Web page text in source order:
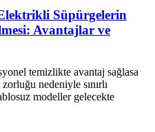
Süpürgelerin
Avantajlar ve
temizlikte avantaj sağlasa
nedeniyle sınırlı
modeller gelecekte